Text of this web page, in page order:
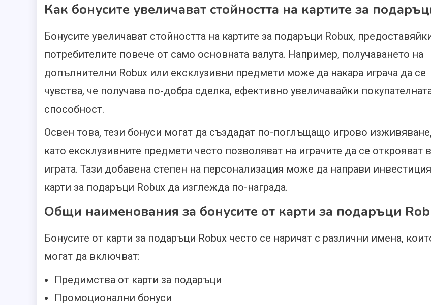
Как бонусите увеличават стойността на картите за
Бонусите увеличават стойността на картите за подаръци Robux,
потребителите повече от само основната валута. Например, получаването на
допълнителни Robux или ексклузивни предмети може да накара играча да се
чувства, че получава по-добра сделка, ефективно увеличавайки
способност.
Освен това, тези бонуси могат да създадат по-поглъщащо игрово
като ексклузивните предмети често позволяват на играчите да се открояват в
играта. Тази добавена степен на персонализация може да направи
карти за подаръци Robux да изглежда по-награда.
Общи наименования за бонусите от карти за подаръци
Бонусите от карти за подаръци Robux често се наричат с различни имена,
могат да включват:
Предимства от карти за подаръци
Промоционални бонуси